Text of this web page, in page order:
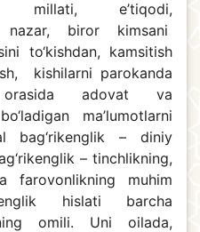
millati, e’tiqodi,
nazar, biror kimsani
to‘kishdan, kamsitish
kishilarni parokanda
adovat va
ma’lumotlarni
bag‘rikenglik – diniy
– tinchlikning,
muhim
hislati barcha
omili. Uni oilada,